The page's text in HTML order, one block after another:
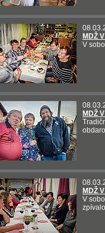
MDŽ
V
MDŽ
MDŽ
V